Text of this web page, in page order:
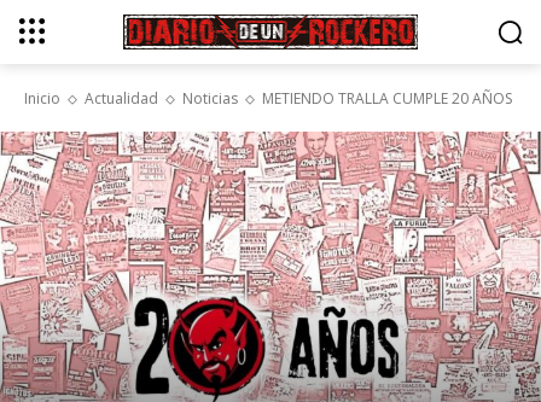
Inicio Actualidad Noticias METIENDO TRALLA CUMPLE 20 AÑOS